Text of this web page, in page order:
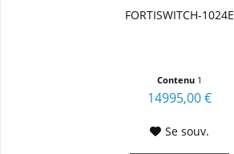
FORTISWITCH-1024E
Contenu 1
14995,00 €
Se souv.